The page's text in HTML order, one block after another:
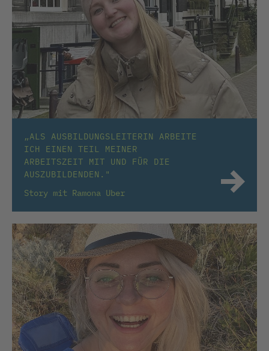
„ALS AUSBILDUNGSLEITERIN ARBEITE
ICH EINEN TEIL MEINER
ARBEITSZEIT MIT UND FÜR DIE
AUSZUBILDENDEN."
Story mit Ramona Uber